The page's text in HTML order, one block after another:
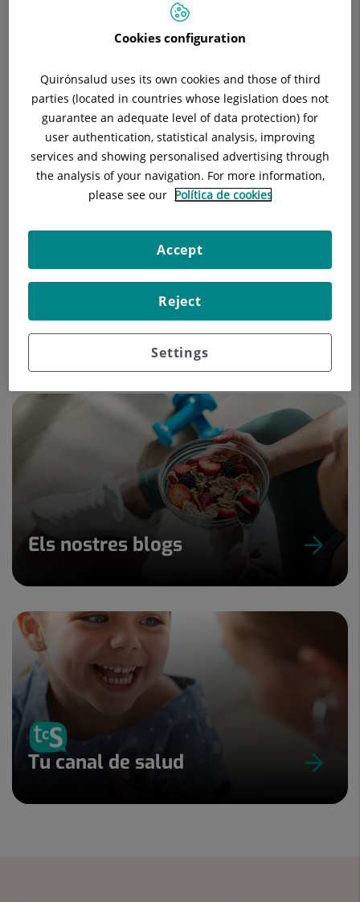
6ª planta consultoris
933221111 Ext 4828, 4249
Cirurgia General
cirugiageneral@hscor.com
Descripció Equipo Médico Malalties
Unitat multidisciplinària per al tractament de Patologia
Benigna i Maligna de la Mama.
Sessions clíniques conjuntes amb els Serveis d'Oncologia,
Radiologia, Ginecologia i Cirurgia.
Els nostres blogs
Tu canal de salud
Cookies configuration
Quirónsalud uses its own cookies and those of third
parties (located in countries whose legislation does not
guarantee an adequate level of data protection) for
user authentication, statistical analysis, improving
services and showing personalised advertising through
the analysis of your navigation. For more information,
please see our Política de cookies
Settings
Reject
Accept